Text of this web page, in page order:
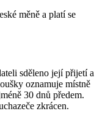
měně a platí se
sděleno její přijetí a
oznamuje místně
30 dnů předem.
zkrácen.